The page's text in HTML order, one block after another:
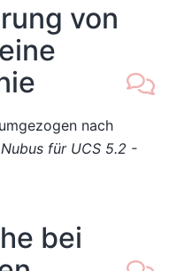
von
nach
Nubus für UCS 5.2 -
bei